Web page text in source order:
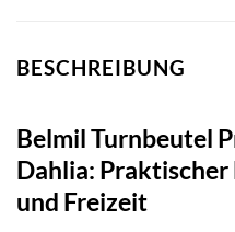
BESCHREIBUNG
Belmil Turnbeutel
Dahlia:
und Freizeit